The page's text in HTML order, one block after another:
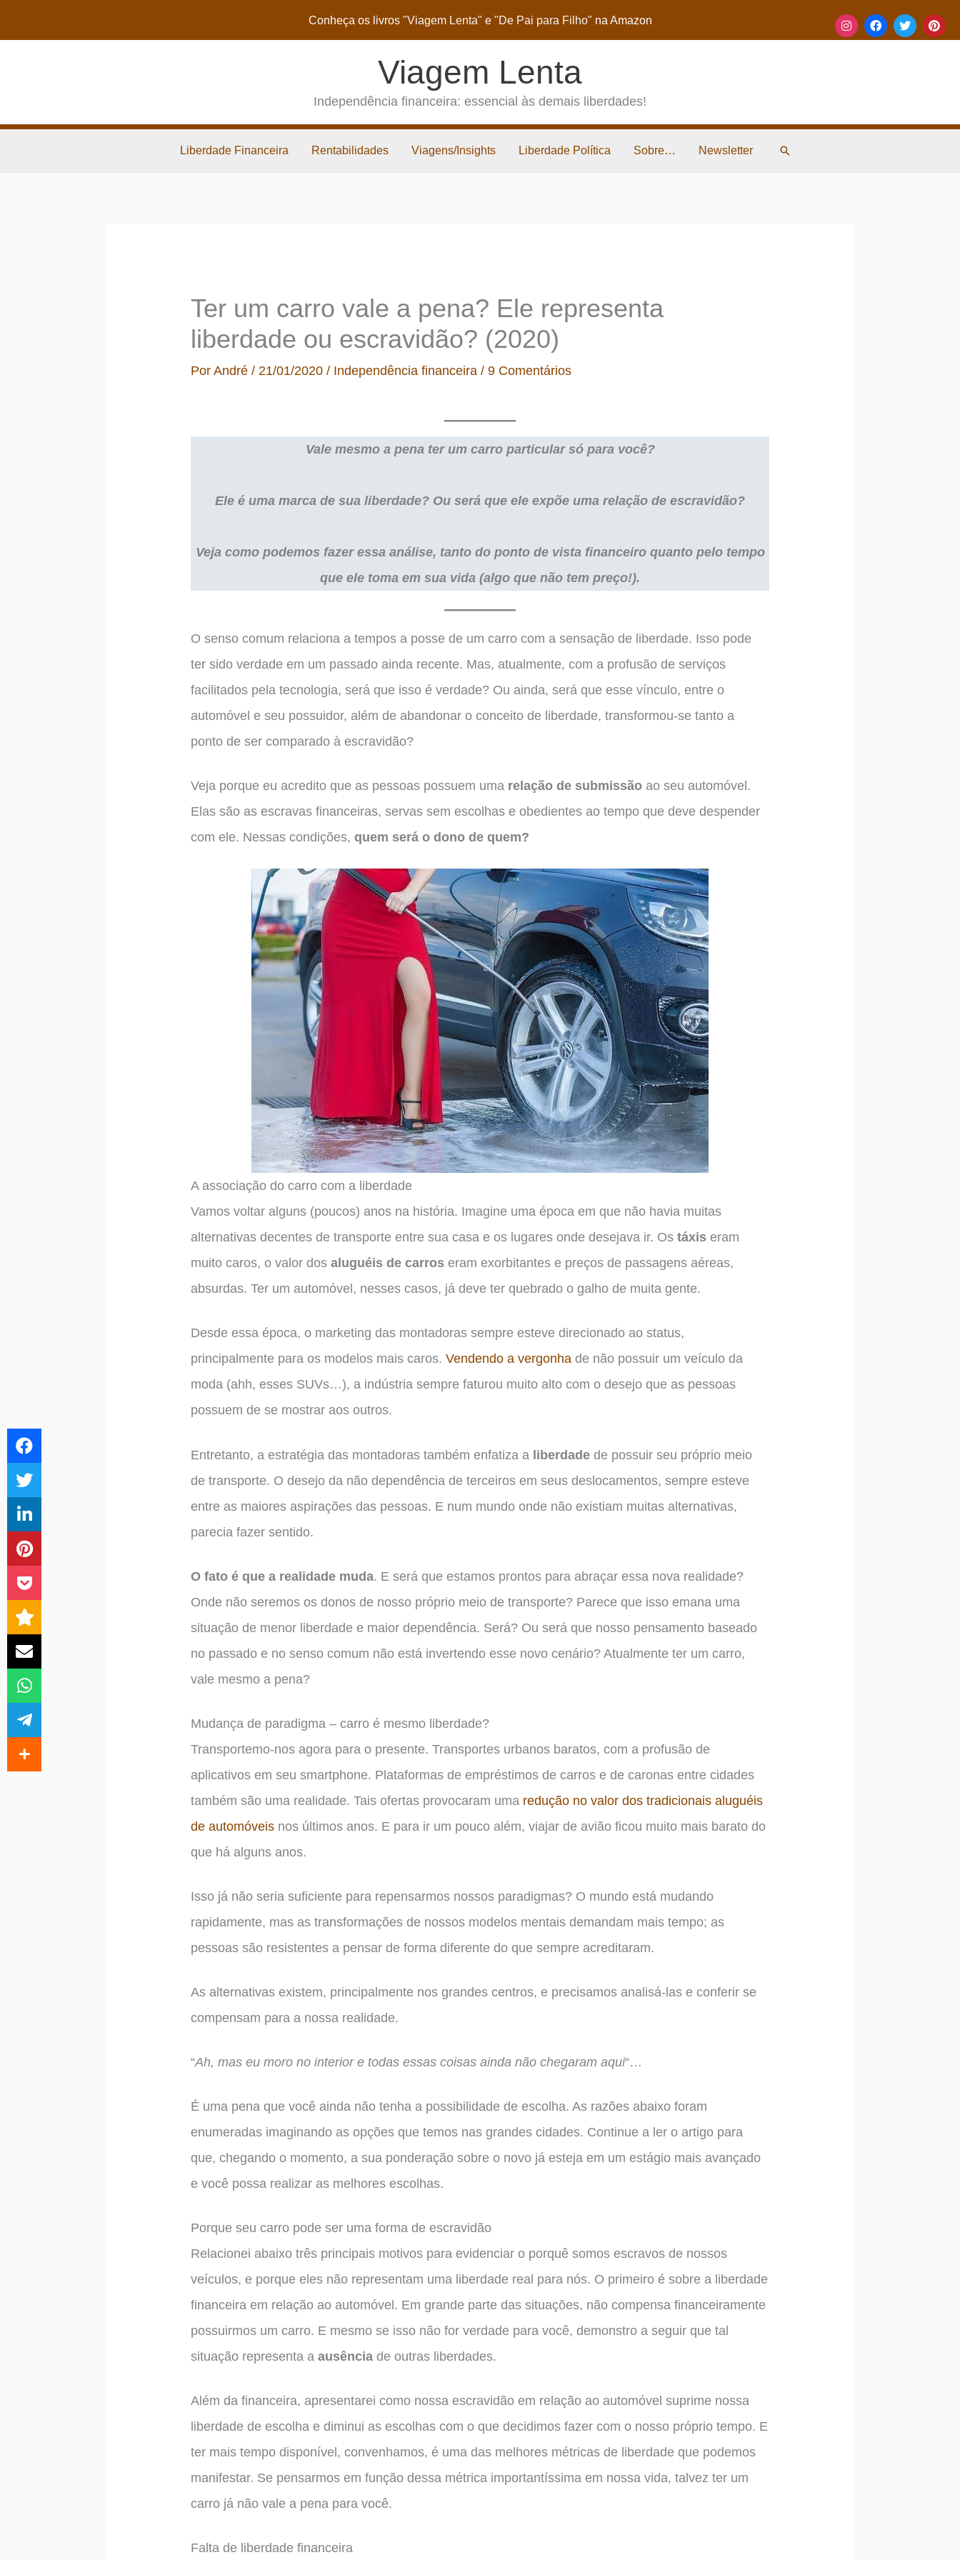
Conheça os livros "Viagem Lenta" e "De Pai para Filho" na Amazon
Viagem Lenta
Independência financeira: essencial às demais liberdades!
Liberdade Financeira Rentabilidades Viagens/Insights Liberdade Política Sobre… Newsletter Pesquisar
Ter um carro vale a pena? Ele representa
liberdade ou escravidão? (2020)
PorAndré/21/01/2020/ Independência financeira /9 Comentários
Vale mesmo a pena ter um carro particular só para você?
Ele é uma marca de sua liberdade? Ou será que ele expõe uma relação de escravidão?
Veja como podemos fazer essa análise, tanto do ponto de vista financeiro quanto pelo tempo
que ele toma em sua vida (algo que não tem preço!).
O senso comum relaciona a tempos a posse de um carro com a sensação de liberdade. Isso pode
ter sido verdade em um passado ainda recente. Mas, atualmente, com a profusão de serviços
facilitados pela tecnologia, será que isso é verdade? Ou ainda, será que esse vínculo, entre o
automóvel e seu possuidor, além de abandonar o conceito de liberdade, transformou-se tanto a
ponto de ser comparado à escravidão?
Veja porque eu acredito que as pessoas possuem uma relação de submissão ao seu automóvel.
Elas são as escravas financeiras, servas sem escolhas e obedientes ao tempo que deve despender
com ele. Nessas condições,quem será o dono de quem?
A associação do carro com a liberdade
Vamos voltar alguns (poucos) anos na história. Imagine uma época em que não havia muitas
alternativas decentes de transporte entre sua casa e os lugares onde desejava ir. Ostáxiseram
muito caros, o valor dosaluguéis de carros eram exorbitantes e preços de passagens aéreas,
absurdas. Ter um automóvel, nesses casos, já deve ter quebrado o galho de muita gente.
Desde essa época, o marketing das montadoras sempre esteve direcionado ao status,
principalmente para os modelos mais caros.Vendendo a vergonha de não possuir um veículo da
moda (ahh, esses SUVs…), a indústria sempre faturou muito alto com o desejo que as pessoas
possuem de se mostrar aos outros.
Entretanto, a estratégia das montadoras também enfatiza a liberdadede possuir seu próprio meio
de transporte. O desejo da não dependência de terceiros em seus deslocamentos, sempre esteve
entre as maiores aspirações das pessoas. E num mundo onde não existiam muitas alternativas,
parecia fazer sentido.
O fato é que a realidade muda. E será que estamos prontos para abraçar essa nova realidade?
Onde não seremos os donos de nosso próprio meio de transporte? Parece que isso emana uma
situação de menor liberdade e maior dependência. Será? Ou será que nosso pensamento baseado
no passado e no senso comum não está invertendo esse novo cenário? Atualmente ter um carro,
vale mesmo a pena?
Mudança de paradigma – carro é mesmo liberdade?
Transportemo-nos agora para o presente. Transportes urbanos baratos, com a profusão de
aplicativos em seu smartphone. Plataformas de empréstimos de carros e de caronas entre cidades
também são uma realidade. Tais ofertas provocaram uma redução no valor dos tradicionais aluguéis
de automóveis nos últimos anos. E para ir um pouco além, viajar de avião ficou muito mais barato do
que há alguns anos.
Isso já não seria suficiente para repensarmos nossos paradigmas? O mundo está mudando
rapidamente, mas as transformações de nossos modelos mentais demandam mais tempo; as
pessoas são resistentes a pensar de forma diferente do que sempre acreditaram.
As alternativas existem, principalmente nos grandes centros, e precisamos analisá-las e conferir se
compensam para a nossa realidade.
“Ah, mas eu moro no interior e todas essas coisas ainda não chegaram aqui“…
É uma pena que você ainda não tenha a possibilidade de escolha. As razões abaixo foram
enumeradas imaginando as opções que temos nas grandes cidades. Continue a ler o artigo para
que, chegando o momento, a sua ponderação sobre o novo já esteja em um estágio mais avançado
e você possa realizar as melhores escolhas.
Porque seu carro pode ser uma forma de escravidão
Relacionei abaixo três principais motivos para evidenciar o porquê somos escravos de nossos
veículos, e porque eles não representam uma liberdade real para nós. O primeiro é sobre a liberdade
financeira em relação ao automóvel. Em grande parte das situações, não compensa financeiramente
possuirmos um carro. E mesmo se isso não for verdade para você, demonstro a seguir que tal
situação representa aausênciade outras liberdades.
Além da financeira, apresentarei como nossa escravidão em relação ao automóvel suprime nossa
liberdade de escolha e diminui as escolhas com o que decidimos fazer com o nosso próprio tempo. E
ter mais tempo disponível, convenhamos, é uma das melhores métricas de liberdade que podemos
manifestar. Se pensarmos em função dessa métrica importantíssima em nossa vida, talvez ter um
carro já não vale a pena para você.
Falta de liberdade financeira